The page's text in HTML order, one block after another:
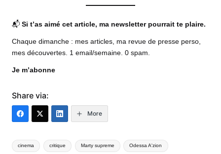
📬 Si t’as aimé cet article, ma newsletter pourrait te plaire.
Chaque dimanche : mes articles, ma revue de presse perso,
mes découvertes. 1 email/semaine. 0 spam.
Je m’abonne
Share via:
More
Tags:
cinema critique Marty supreme Odessa A'zion